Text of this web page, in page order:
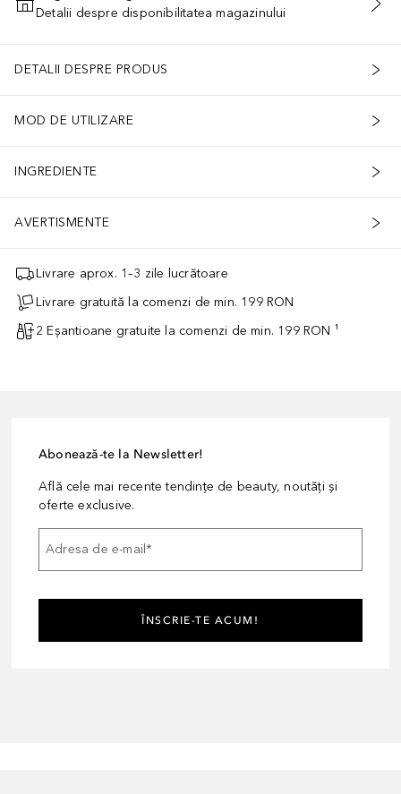
ADĂUGAȚI ÎN COŞ
Detalii despre disponibilitatea magazinului
DETALII DESPRE PRODUS
MOD DE UTILIZARE
INGREDIENTE
AVERTISMENTE
Livrare aprox. 1–3 zile lucrătoare
Livrare gratuită la comenzi de min. 199 RON
2 Eșantioane gratuite la comenzi de min. 199 RON ¹
Abonează-te la Newsletter!
Află cele mai recente tendințe de beauty, noutăți și
oferte exclusive.
Adresa de e-mail*
ÎNSCRIE-TE ACUM!